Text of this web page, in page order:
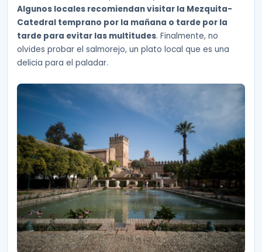
Algunos locales recomiendan visitar la Mezquita-
Catedral temprano por la mañana o tarde por la
tarde para evitar las multitudes. Finalmente, no
olvides probar el salmorejo, un plato local que es una
delicia para el paladar.